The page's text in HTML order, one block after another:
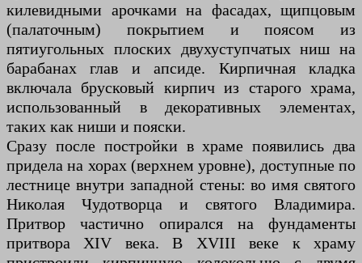
килевидными арочками на фасадах, щипцовым
(палаточным) покрытием и поясом из
пятиугольных плоских двухуступчатых ниш на
барабанах глав и апсиде. Кирпичная кладка
включала брусковый кирпич из старого храма,
использованный в декоративных элементах,
таких как ниши и пояски.
Сразу после постройки в храме появились два
придела на хорах (верхнем уровне), доступные по
лестнице внутри западной стены: во имя святого
Николая Чудотворца и святого Владимира.
Притвор частично опирался на фундаменты
притвора XIV века. В XVIII веке к храму